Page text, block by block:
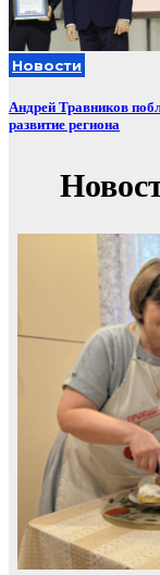
Новости
Андрей Травников
развитие региона